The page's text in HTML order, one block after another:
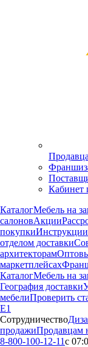
Кабинет
КаталогМебель на
салоновАкции
покупки
отделом доставки
архитекторам
маркетплейсах
КаталогМебель на
География доставки
мебелиПроверить
Е1
Сотрудничество
продажиПродавцам
8-800-100-12-11с